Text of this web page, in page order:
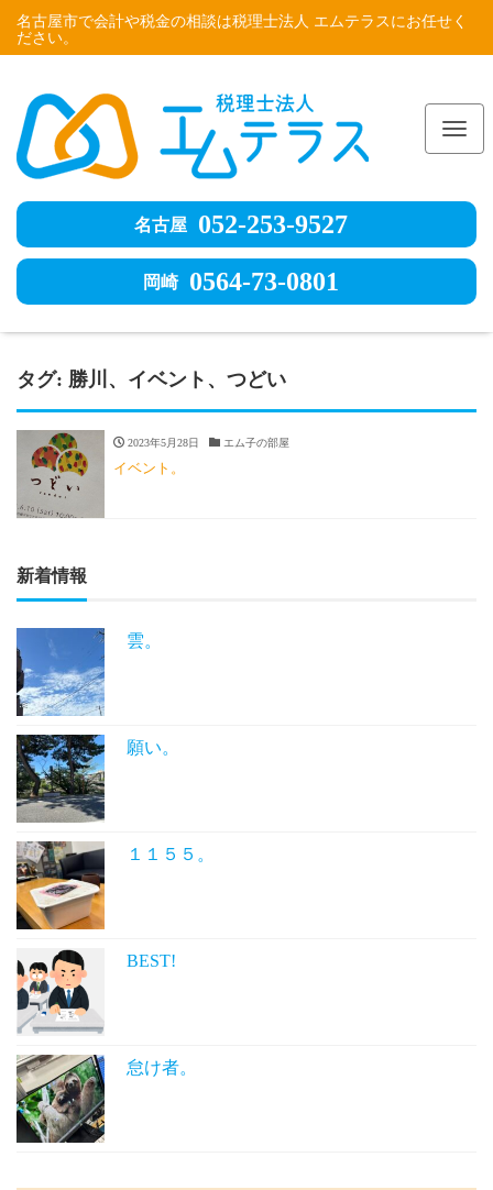
名古屋市で会計や税金の相談は税理士法人 エムテラスにお任せく
ださい。
名古屋 052-253-9527
岡崎 0564-73-0801
タグ: 勝川、イベント、つどい
2023年5月28日 エム子の部屋
イベント。
新着情報
雲。
願い。
１１５５。
BEST!
怠け者。